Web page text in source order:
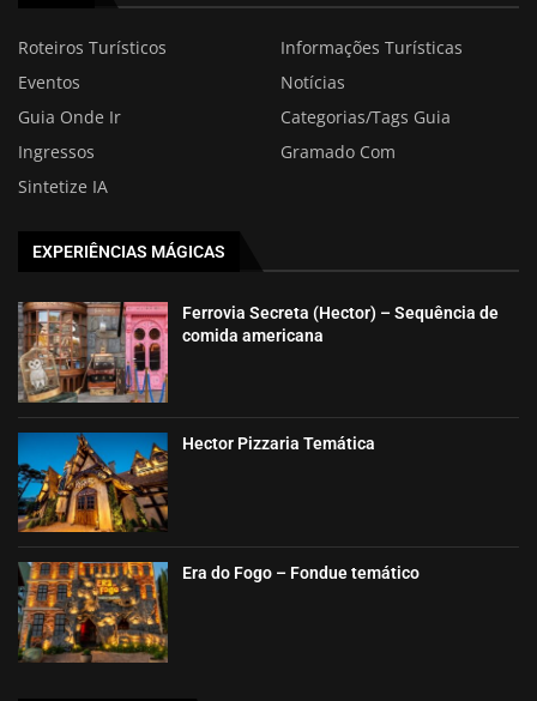
Roteiros Turísticos
Informações Turísticas
Eventos
Notícias
Guia Onde Ir
Categorias/Tags Guia
Ingressos
Gramado Com
Sintetize IA
EXPERIÊNCIAS MÁGICAS
Ferrovia Secreta (Hector) – Sequência de
comida americana
Hector Pizzaria Temática
Era do Fogo – Fondue temático